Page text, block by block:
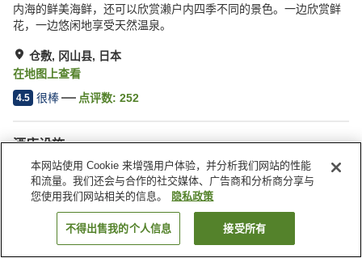
内海的鲜美海鲜，还可以欣赏濑户内四季不同的景色。一边欣赏鲜
花，一边悠闲地享受天然温泉。
仓敷, 冈山县, 日本
在地图上查看
4.5 很棒 点评数: 252
酒店设施
停车场
SPA/美容院
餐厅
包间餐厅
日本 冈山县 仓敷 仓敷由加温泉 山桃花酒店
搜索客房
本网站使用 Cookie 来增强用户体验，并分析我们网站的性能
和流量。我们还会与合作的社交媒体、广告商和分析商分享与
您使用我们网站相关的信息。
隐私政策
不得出售我的个人信息 接受所有